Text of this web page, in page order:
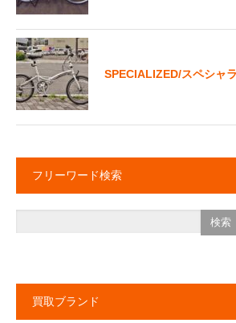
SPECIALIZED/スペシャ
フリーワード検索
買取ブランド